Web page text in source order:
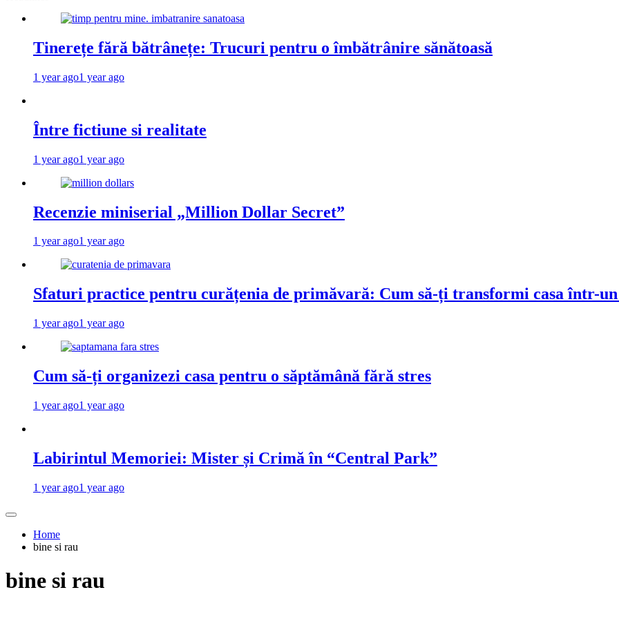
Tinerețe fără bătrânețe: Trucuri pentru o îmbătrânire sănătoasă
1 year ago1 year ago
Între fictiune si realitate
1 year ago1 year ago
Recenzie miniserial „Million Dollar Secret”
1 year ago1 year ago
Sfaturi practice pentru curățenia de primăvară: Cum să-ți transformi casa într-
1 year ago1 year ago
Cum să-ți organizezi casa pentru o săptămână fără stres
1 year ago1 year ago
Labirintul Memoriei: Mister și Crimă în “Central Park”
1 year ago1 year ago
Home
bine si rau
bine si rau